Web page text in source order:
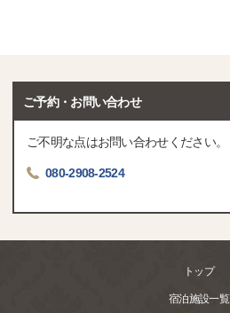
ご予約・お問い合わせ
ご不明な点はお問い合わせください。
080-2908-2524
トップ
宿泊施設一覧